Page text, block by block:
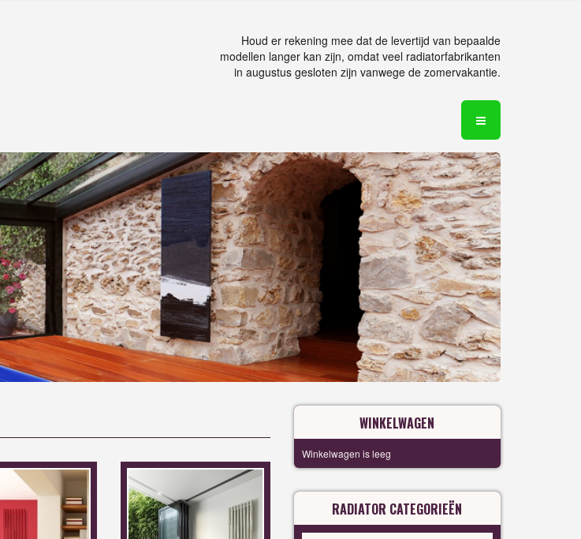
Houd er rekening mee dat de levertijd van bepaalde
modellen langer kan zijn, omdat veel radiatorfabrikanten
in augustus gesloten zijn vanwege de zomervakantie.
WINKELWAGEN
Winkelwagen is leeg
RADIATOR CATEGORIEËN